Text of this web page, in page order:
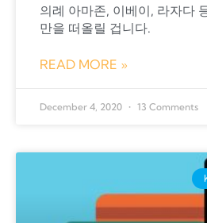
의례 아마존, 이베이, 라자다
만을 떠올릴 겁니다.
READ MORE »
December 4, 2020 13 Comments